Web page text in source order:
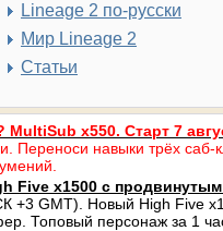
Lineage 2 по-русски
Мир Lineage 2
Статьи
x550. Старт 7
Переноси навыки трёх саб-
Five x1500 с
+3 GMT). Новый High Five
Топовый персонаж за 1